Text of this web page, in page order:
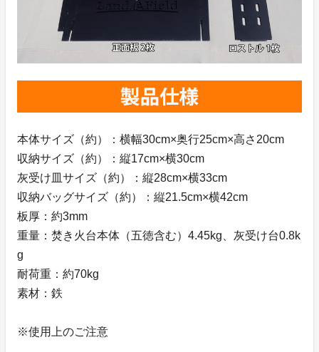
本体サイズ（約）：横幅30cm×奥行25cm×高さ20cm
収納サイズ（約）：縦17cm×横30cm
灰受け皿サイズ（約）：縦28cm×横33cm
収納バッグサイズ（約）：縦21.5cm×横42cm
板厚：約3mm
重量：焚き火台本体（五徳含む）4.45kg、灰受け台0.8k
g
耐荷重：約70kg
素材：鉄
※使用上のご注意